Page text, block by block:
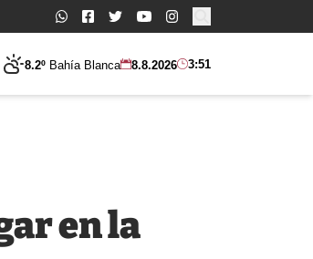
Buscar:
8.2º Bahía Blanca 8.8.2026 3:51
en la